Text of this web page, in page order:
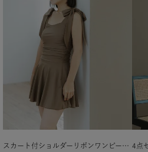
スカート付ショルダーリボンワンピース/水着